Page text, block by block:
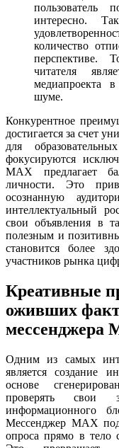
интересно.
количество
перспективе.
читателя
медиапроекта
шуме.
Конкурентное
достигается за счет
для
фокусируются
MAX предлагает
личности. Это
осознанную
интеллектуальный
свои объявления в
полезным и
становится более
участников рынка
Креативные
оживших
мессенджера
Одним из самых
является создание
основе
проверять свои
информационного
Мессенджер MAX
опроса прямо в тело